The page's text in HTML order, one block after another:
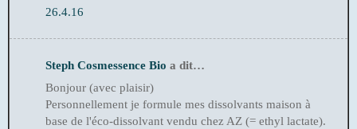
26.4.16
Steph Cosmessence Bio a dit…
Bonjour (avec plaisir)
Personnellement je formule mes dissolvants maison à
base de l'éco-dissolvant vendu chez AZ (= ethyl lactate).